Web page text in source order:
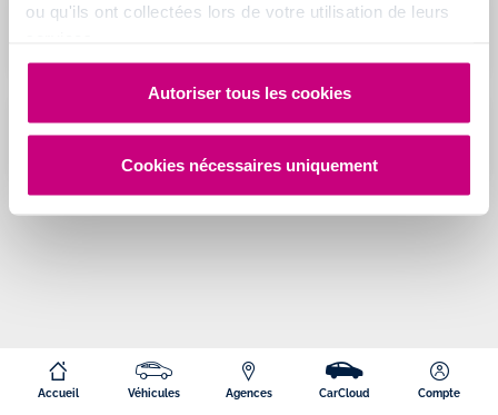
ou qu'ils ont collectées lors de votre utilisation de leurs
Autoriser tous les cookies
Cookies nécessaires uniquement
Accueil Véhicules Agences CarCloud Compte
Qu'est ce que le plafond de paiement mensuel de
La caution est-elle prélevée de mon compte